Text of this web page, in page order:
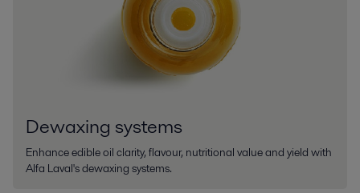
Dewaxing systems
Enhance edible oil clarity, flavour, nutritional value and yield with
Alfa Laval's dewaxing systems.